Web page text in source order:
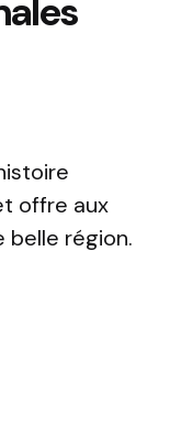
offre aux
belle région.